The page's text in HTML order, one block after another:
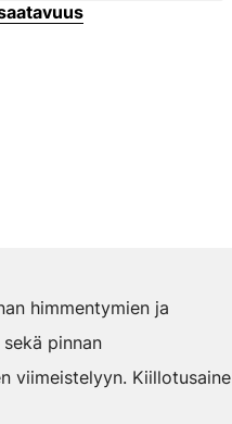
himmentymien ja
pinnan
viimeistelyyn. Kiillotusaine